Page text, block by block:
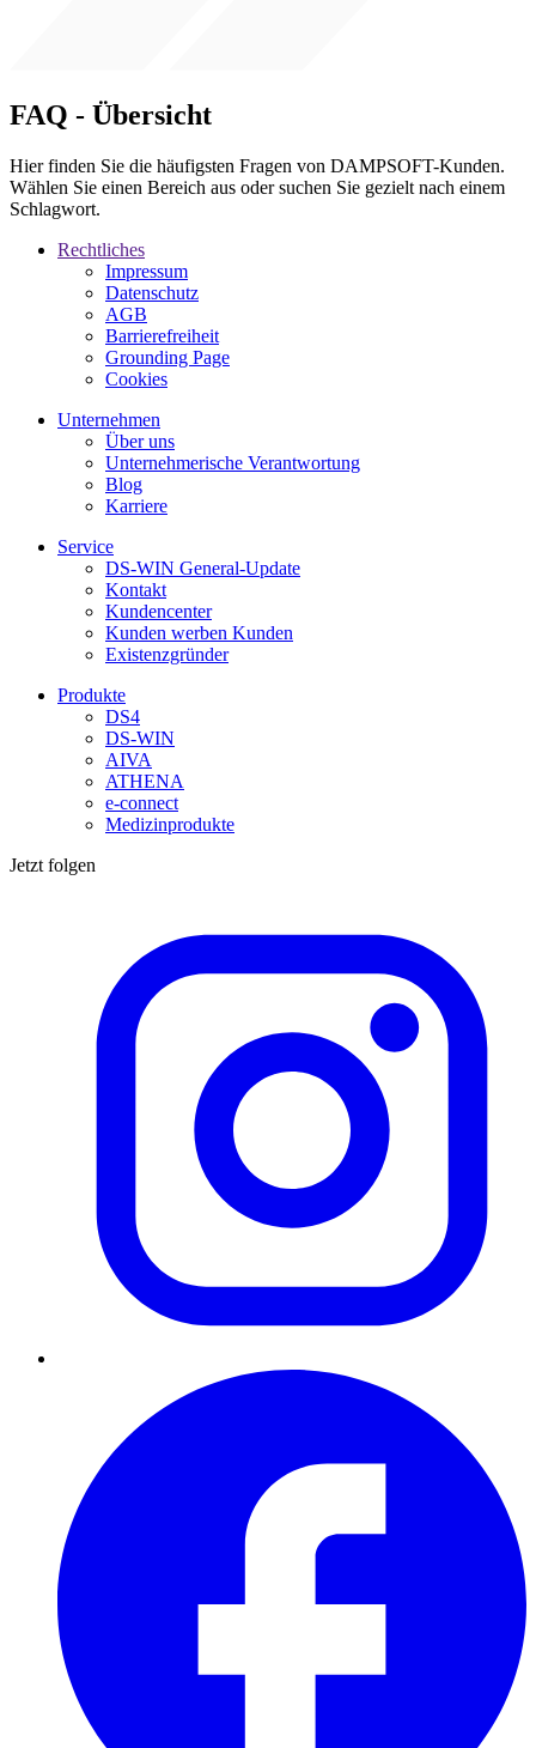
FAQ - Übersicht
Hier finden Sie die häufigsten Fragen von DAMPSOFT-Kunden.
Wählen Sie einen Bereich aus oder suchen Sie gezielt nach einem
Schlagwort.
Rechtliches
Impressum
Datenschutz
AGB
Barrierefreiheit
Grounding Page
Cookies
Unternehmen
Über uns
Unternehmerische Verantwortung
Blog
Karriere
Service
DS-WIN General-Update
Kontakt
Kundencenter
Kunden werben Kunden
Existenzgründer
Produkte
DS4
DS-WIN
AIVA
ATHENA
e-connect
Medizinprodukte
Jetzt folgen